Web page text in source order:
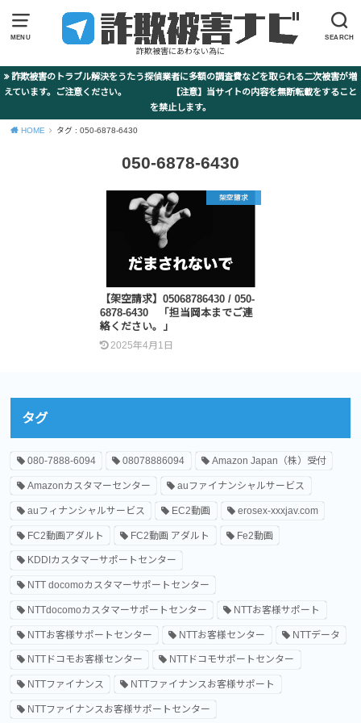
MENU SEARCH
詐欺被害にあわない為に
詐欺被害のトラブル解決をうたう探偵業者に多額の調査費などを取られる二次被害が増
えています。ご注意ください。 【注意】当サイトの内容を無断転載をすること
を禁止します。
HOME タグ : 050-6878-6430
050-6878-6430
架空請求
【架空請求】05068786430 / 050-
6878-6430 「担当岡本までご連
絡ください。」
2025年4月1日
タグ
080-7888-6094 08078886094 Amazon Japan（株）受付
Amazonカスタマーセンター auファイナンシャルサービス
auフィナンシャルサービス EC2動画 erosex-xxxjav.com
FC2動画アダルト FC2動画 アダルト Fe2動画
KDDIカスタマーサポートセンター
NTT docomoカスタマーサポートセンター
NTTdocomoカスタマーサポートセンター NTTお客様サポート
NTTお客様サポートセンター NTTお客様センター NTTデータ
NTTドコモお客様センター NTTドコモサポートセンター
NTTファイナンス NTTファイナンスお客様サポート
NTTファイナンスお客様サポートセンター